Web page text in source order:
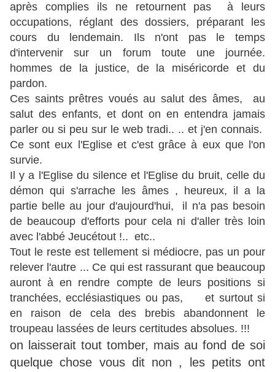
après complies ils ne retournent pas à leurs
occupations, réglant des dossiers, préparant les
cours du lendemain. Ils n'ont pas le temps
d'intervenir sur un forum toute une journée.
hommes de la justice, de la miséricorde et du
pardon.
Ces saints prêtres voués au salut des âmes, au
salut des enfants, et dont on en entendra jamais
parler ou si peu sur le web tradi.. .. et j'en connais.
Ce sont eux l'Eglise et c'est grâce à eux que l'on
survie.
Il y a l'Eglise du silence et l'Eglise du bruit, celle du
démon qui s'arrache les âmes , heureux, il a la
partie belle au jour d'aujourd'hui, il n'a pas besoin
de beaucoup d'efforts pour cela ni d'aller très loin
avec l'abbé Jeucétout !.. etc..
Tout le reste est tellement si médiocre, pas un pour
relever l'autre ... Ce qui est rassurant que beaucoup
auront à en rendre compte de leurs positions si
tranchées, ecclésiastiques ou pas, et surtout si
en raison de cela des brebis abandonnent le
troupeau lassées de leurs certitudes absolues. !!!
on laisserait tout tomber, mais au fond de soi
quelque chose vous dit non , les petits ont